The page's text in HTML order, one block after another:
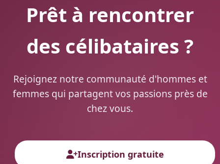
Prêt à rencontrer
des célibataires ?
Rejoignez notre communauté d'hommes et
femmes qui partagent vos passions près de
chez vous.
Inscription gratuite